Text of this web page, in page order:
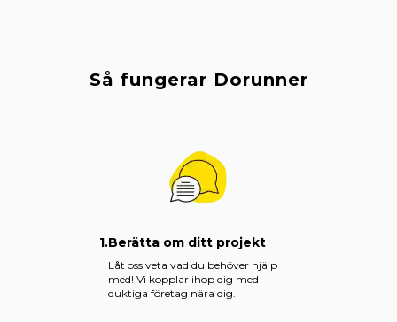
Så fungerar Dorunner
1.Berätta om ditt projekt
Låt oss veta vad du behöver hjälp
med! Vi kopplar ihop dig med
duktiga företag nära dig.